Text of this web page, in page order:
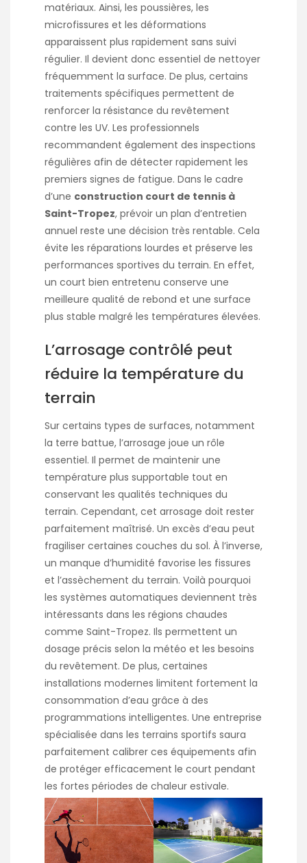
matériaux. Ainsi, les poussières, les
microfissures et les déformations
apparaissent plus rapidement sans suivi
régulier. Il devient donc essentiel de nettoyer
fréquemment la surface. De plus, certains
traitements spécifiques permettent de
renforcer la résistance du revêtement
contre les UV. Les professionnels
recommandent également des inspections
régulières afin de détecter rapidement les
premiers signes de fatigue. Dans le cadre
d’une construction court de tennis à
Saint-Tropez, prévoir un plan d’entretien
annuel reste une décision très rentable. Cela
évite les réparations lourdes et préserve les
performances sportives du terrain. En effet,
un court bien entretenu conserve une
meilleure qualité de rebond et une surface
plus stable malgré les températures élevées.
L’arrosage contrôlé peut
réduire la température du
terrain
Sur certains types de surfaces, notamment
la terre battue, l’arrosage joue un rôle
essentiel. Il permet de maintenir une
température plus supportable tout en
conservant les qualités techniques du
terrain. Cependant, cet arrosage doit rester
parfaitement maîtrisé. Un excès d’eau peut
fragiliser certaines couches du sol. À l’inverse,
un manque d’humidité favorise les fissures
et l’assèchement du terrain. Voilà pourquoi
les systèmes automatiques deviennent très
intéressants dans les régions chaudes
comme Saint-Tropez. Ils permettent un
dosage précis selon la météo et les besoins
du revêtement. De plus, certaines
installations modernes limitent fortement la
consommation d’eau grâce à des
programmations intelligentes. Une entreprise
spécialisée dans les terrains sportifs saura
parfaitement calibrer ces équipements afin
de protéger efficacement le court pendant
les fortes périodes de chaleur estivale.